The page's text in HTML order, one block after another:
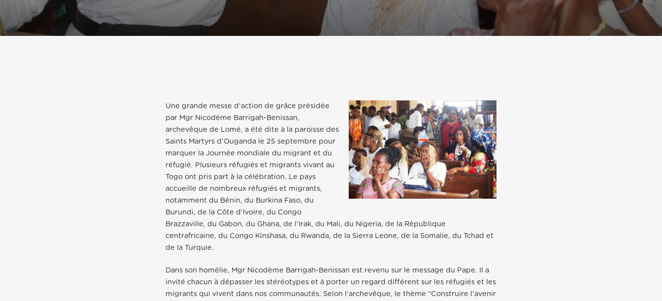
Une grande messe d’action de grâce présidée
par Mgr Nicodème Barrigah-Benissan,
archevêque de Lomé, a été dite à la paroisse des
Saints Martyrs d’Ouganda le 25 septembre pour
marquer la Journée mondiale du migrant et du
réfugié. Plusieurs réfugiés et migrants vivant au
Togo ont pris part à la célébration. Le pays
accueille de nombreux réfugiés et migrants,
notamment du Bénin, du Burkina Faso, du
Burundi, de la Côte d’Ivoire, du Congo
Brazzaville, du Gabon, du Ghana, de l’Irak, du Mali, du Nigeria, de la République
centrafricaine, du Congo Kinshasa, du Rwanda, de la Sierra Leone, de la Somalie, du Tchad et
de la Turquie.
Dans son homélie, Mgr Nicodème Barrigah-Benissan est revenu sur le message du Pape. Il a
invité chacun à dépasser les stéréotypes et à porter un regard différent sur les réfugiés et les
migrants qui vivent dans nos communautés. Selon l’archevêque, le thème “Construire l’avenir